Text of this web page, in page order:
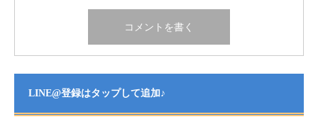
LINE@登録はタップして追加♪